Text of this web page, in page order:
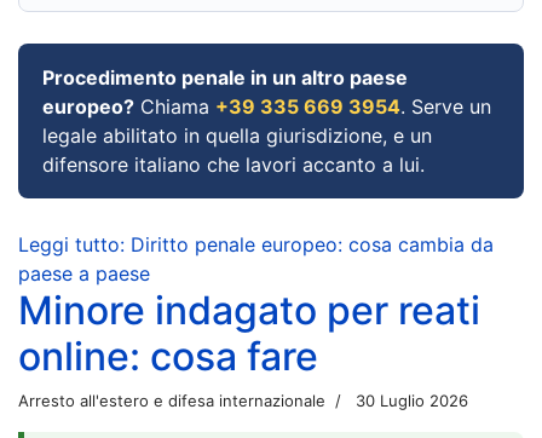
Procedimento penale in un altro paese
europeo? Chiama +39 335 669 3954. Serve un
legale abilitato in quella giurisdizione, e un
difensore italiano che lavori accanto a lui.
Leggi tutto: Diritto penale europeo: cosa cambia da
paese a paese
Minore indagato per reati
online: cosa fare
Arresto all'estero e difesa internazionale 30 Luglio 2026